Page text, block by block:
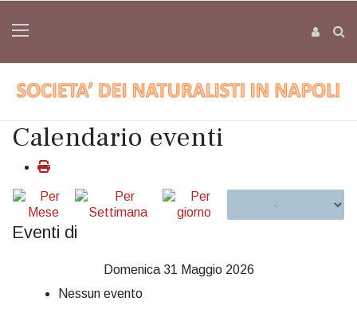
Calendario eventi
Eventi di
Domenica 31 Maggio 2026
Nessun evento